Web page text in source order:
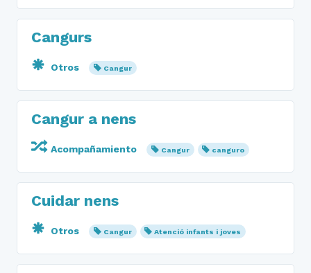
Cangurs
Otros Cangur
Cangur a nens
Acompañamiento Cangur canguro
Cuidar nens
Otros Cangur Atenció infants i joves